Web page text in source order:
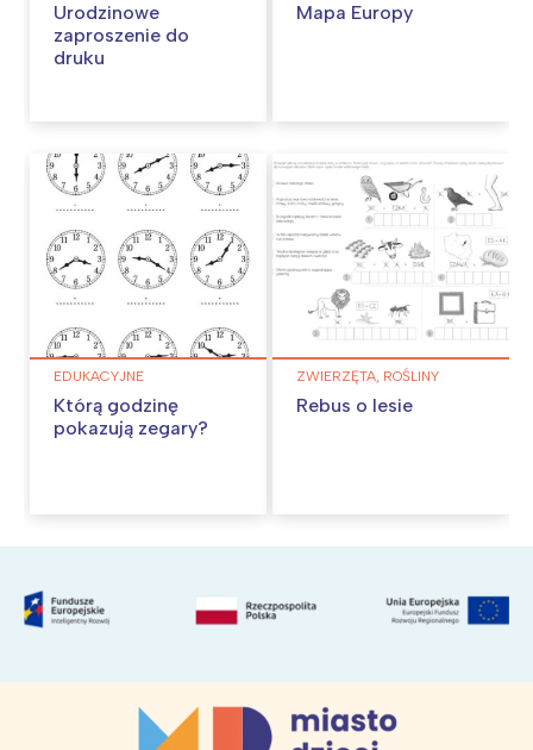
Urodzinowe
zaproszenie do
druku
Mapa Europy
EDUKACYJNE
Którą godzinę
pokazują zegary?
ZWIERZĘTA, ROŚLINY
Rebus o lesie